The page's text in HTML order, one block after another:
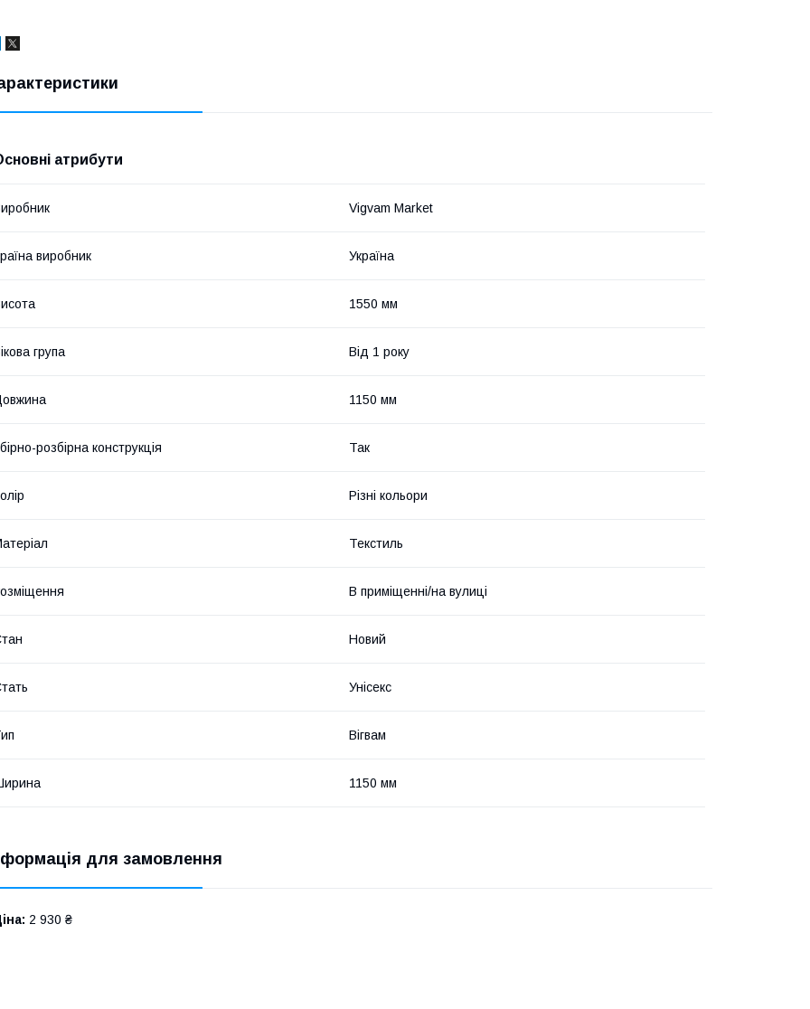
атрибути
Vigvam Market
виробник Україна
1550 мм
група Від 1 року
1150 мм
розбірна конструкція Так
Різні кольори
Текстиль
В приміщенні/на вулиці
Новий
Унісекс
Вігвам
1150 мм
для замовлення
2 930 ₴